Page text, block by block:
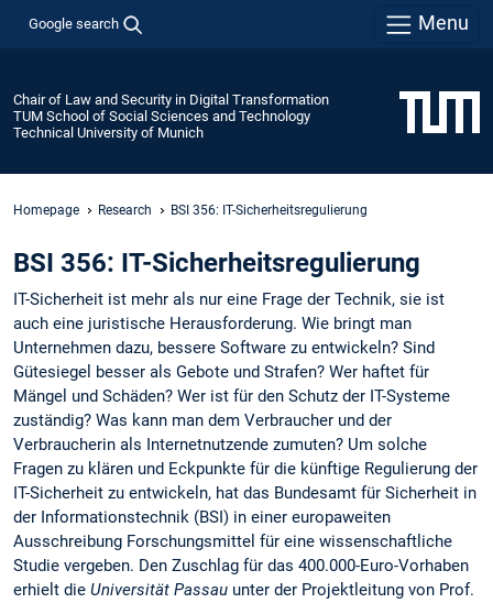
Google search Menu
Chair of Law and Security in Digital Transformation
TUM School of Social Sciences and Technology
Technical University of Munich
Homepage Research BSI 356: IT-Sicherheitsregulierung
BSI 356: IT-Sicherheitsregulierung
IT-Sicherheit ist mehr als nur eine Frage der Technik, sie ist
auch eine juristische Herausforderung. Wie bringt man
Unternehmen dazu, bessere Software zu entwickeln? Sind
Gütesiegel besser als Gebote und Strafen? Wer haftet für
Mängel und Schäden? Wer ist für den Schutz der IT-Systeme
zuständig? Was kann man dem Verbraucher und der
Verbraucherin als Internetnutzende zumuten? Um solche
Fragen zu klären und Eckpunkte für die künftige Regulierung der
IT-Sicherheit zu entwickeln, hat das Bundesamt für Sicherheit in
der Informationstechnik (BSI) in einer europaweiten
Ausschreibung Forschungsmittel für eine wissenschaftliche
Studie vergeben. Den Zuschlag für das 400.000-Euro-Vorhaben
erhielt die Universität Passau unter der Projektleitung von Prof.